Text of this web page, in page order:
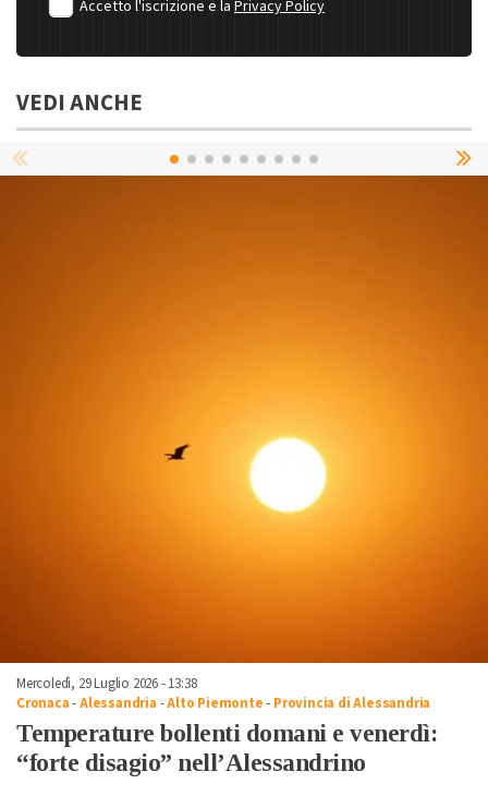
Accetto l'iscrizione e la Privacy Policy
VEDI ANCHE
Mercoledì, 29 Luglio 2026 - 13:38
Cronaca-Alessandria -Alto Piemonte- Provincia di Alessandria
Temperature bollenti domani e venerdì:
“forte disagio” nell’Alessandrino